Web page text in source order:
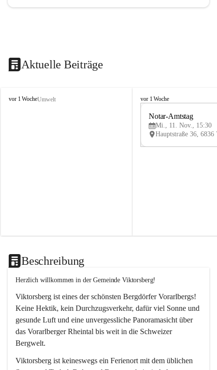
Aktuelle Beiträge
V
vor 1 WocheUmwelt
V
vor 1 Woche
Notar-Amtstag
Mi., 11. Nov., 15:30
Beschreibung
Herzlich willkommen in der Gemeinde Viktorsberg!
Viktorsberg ist eines der schönsten Bergdörfer Vorarlbergs!
Keine Hektik, kein Durchzugsverkehr, dafür viel Sonne und
gesunde Luft und eine unvergessliche Panoramasicht über
das Vorarlberger Rheintal bis weit in die Schweizer
Bergwelt.
Viktorsberg ist keineswegs ein Ferienort mit dem üblichen